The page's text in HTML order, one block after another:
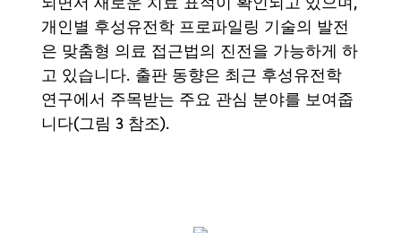
개인별 후성유전학 프로파일링 기술의 발전
은 맞춤형 의료 접근법의 진전을 가능하게 하
고 있습니다. 출판 동향은 최근 후성유전학
연구에서 주목받는 주요 관심 분야를 보여줍
니다(그림 3 참조).